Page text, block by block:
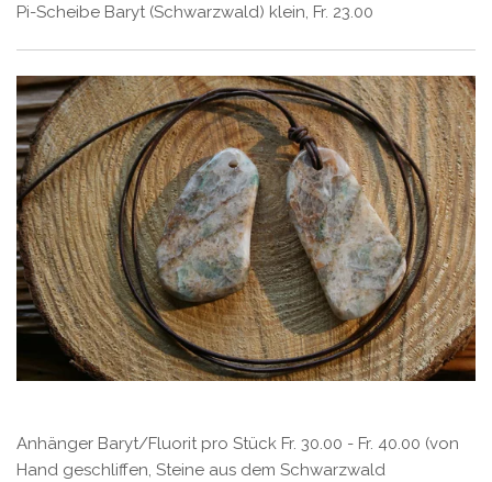
Pi-Scheibe Baryt (Schwarzwald) klein, Fr. 23.00
Anhänger Baryt/Fluorit pro Stück Fr. 30.00 - Fr. 40.00 (von
Hand geschliffen, Steine aus dem Schwarzwald